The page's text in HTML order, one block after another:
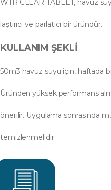
WTR CLEAR TABLET, havuz
laştırıcı ve parlatıcı bir üründür.
KULLANIM ŞEKLI
50m3 havuz suyu için, haftada
Üründen yüksek performans
önerilir. Uygulama sonrasında
temizlenmelidir.